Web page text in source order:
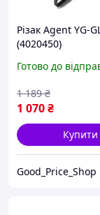
Різак Agent YG-
(4020450)
Готово до
1 070₴
1 189 ₴
Купити
Good_Price_Shop